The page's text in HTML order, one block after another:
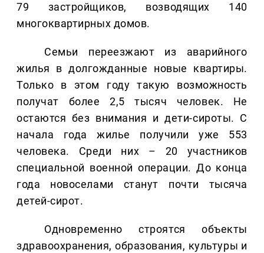
79 застройщиков, возводящих 140
многоквартирных домов.
Семьи переезжают из аварийного
жилья в долгожданные новые квартиры.
Только в этом году такую возможность
получат более 2,5 тысяч человек. Не
остаются без внимания и дети-сироты. С
начала года жилье получили уже 553
человека. Среди них – 20 участников
специальной военной операции. До конца
года новоселами станут почти тысяча
детей-сирот.
Одновременно строятся объекты
здравоохранения, образования, культуры и